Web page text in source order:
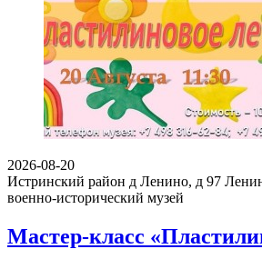
2026-08-20
Истринский район д Ленино, д 97
военно-исторический музей
Мастер-класс